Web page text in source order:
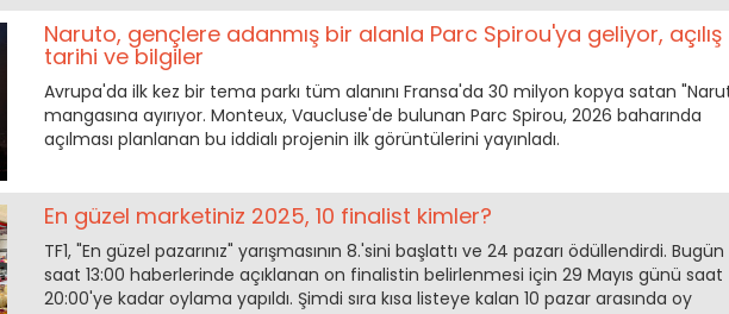
Naruto, gençlere adanmış bir alanla Parc Spirou'ya geliyor, açılış
tarihi ve bilgiler
Avrupa'da ilk kez bir tema parkı tüm alanını Fransa'da 30 milyon kopya satan
mangasına ayırıyor. Monteux, Vaucluse'de bulunan Parc Spirou, 2026 baharında
açılması planlanan bu iddialı projenin ilk görüntülerini yayınladı.
En güzel marketiniz 2025, 10 finalist kimler?
TF1, "En güzel pazarınız" yarışmasının 8.'sini başlattı ve 24 pazarı ödüllendirdi. Bugün
saat 13:00 haberlerinde açıklanan on finalistin belirlenmesi için 29 Mayıs günü saat
20:00'ye kadar oylama yapıldı. Şimdi sıra kısa listeye kalan 10 pazar arasında oy